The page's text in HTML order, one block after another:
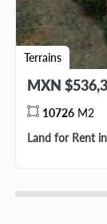
Terrains
MXN
10726 M2
Land for Rent